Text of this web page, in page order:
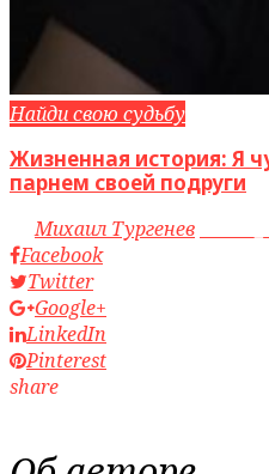
Найди свою судьбу
Жизненная история: Я
парнем своей подруги
byМихаил Тургенев
Facebook
Twitter
Google+
LinkedIn
Pinterest
share